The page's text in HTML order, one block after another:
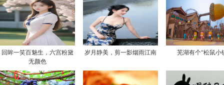
回眸一笑百魅生，六宫粉黛
无颜色
岁月静美，剪一影烟雨江南 芜湖有个“松鼠小